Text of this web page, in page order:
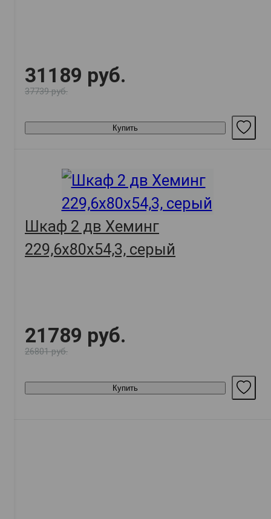
31189 руб.
37739 руб.
Купить
Шкаф 2 дв Хеминг
229,6х80х54,3, серый
21789 руб.
26801 руб.
Купить